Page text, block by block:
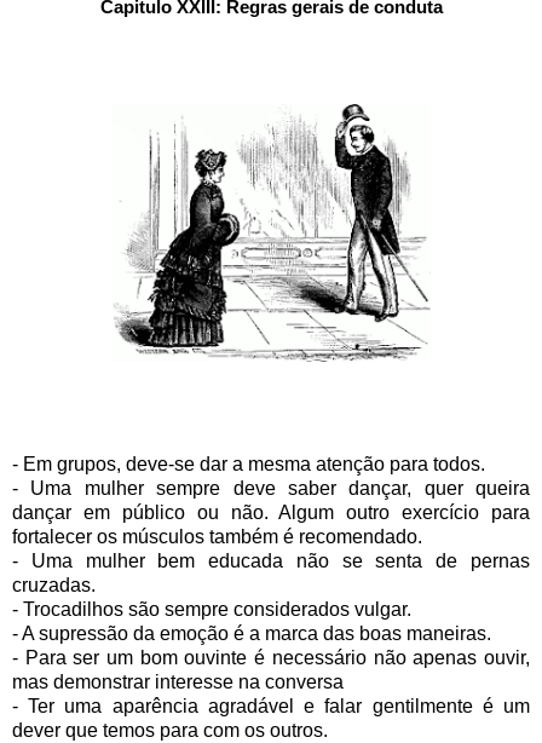
Capitulo XXIII: Regras gerais de conduta
- Em grupos, deve-se dar a mesma atenção para todos.
- Uma mulher sempre deve saber dançar, quer queira
dançar em público ou não. Algum outro exercício para
fortalecer os músculos também é recomendado.
- Uma mulher bem educada não se senta de pernas
cruzadas.
- Trocadilhos são sempre considerados vulgar.
- A supressão da emoção é a marca das boas maneiras.
- Para ser um bom ouvinte é necessário não apenas ouvir,
mas demonstrar interesse na conversa
- Ter uma aparência agradável e falar gentilmente é um
dever que temos para com os outros.